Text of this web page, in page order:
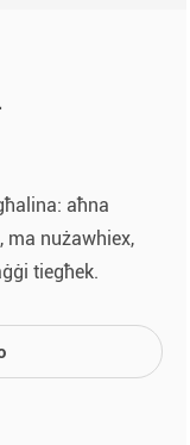
aħna
ma nużawhiex,
tiegħek.